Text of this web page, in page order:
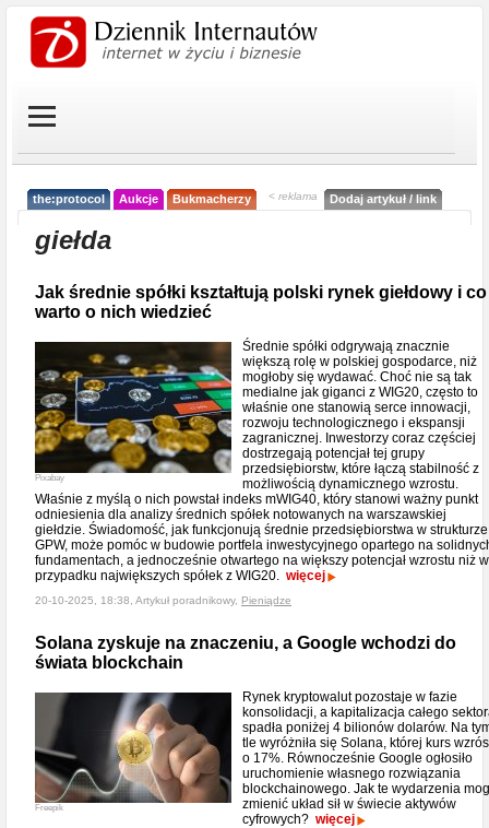
the:protocol Aukcje Bukmacherzy < reklama Dodaj artykuł / link
giełda
Jak średnie spółki kształtują polski rynek giełdowy i co
warto o nich wiedzieć
Pixabay
Średnie spółki odgrywają znacznie
większą rolę w polskiej gospodarce, niż
mogłoby się wydawać. Choć nie są tak
medialne jak giganci z WIG20, często to
właśnie one stanowią serce innowacji,
rozwoju technologicznego i ekspansji
zagranicznej. Inwestorzy coraz częściej
dostrzegają potencjał tej grupy
przedsiębiorstw, które łączą stabilność z
możliwością dynamicznego wzrostu.
Właśnie z myślą o nich powstał indeks mWIG40, który stanowi ważny punkt
odniesienia dla analizy średnich spółek notowanych na warszawskiej
giełdzie. Świadomość, jak funkcjonują średnie przedsiębiorstwa w strukturze
GPW, może pomóc w budowie portfela inwestycyjnego opartego na
fundamentach, a jednocześnie otwartego na większy potencjał wzrostu niż w
przypadku największych spółek z WIG20. więcej
20-10-2025, 18:38, Artykuł poradnikowy, Pieniądze
Solana zyskuje na znaczeniu, a Google wchodzi do
świata blockchain
Freepik
Rynek kryptowalut pozostaje w fazie
konsolidacji, a kapitalizacja całego
spadła poniżej 4 bilionów dolarów. Na
tle wyróżniła się Solana, której kurs
o 17%. Równocześnie Google ogłosiło
uruchomienie własnego rozwiązania
blockchainowego. Jak te wydarzenia
zmienić układ sił w świecie aktywów
cyfrowych? więcej